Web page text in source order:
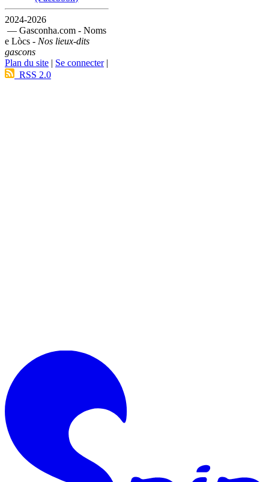
2024-2026
— Gasconha.com - Noms
e Lòcs - Nos lieux-dits
gascons
Plan du site | Se connecter|
RSS 2.0